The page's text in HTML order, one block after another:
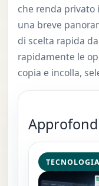
che renda
una breve
di scelta rapida
rapidamente le
copia e incolla,
TECNOLOGIA